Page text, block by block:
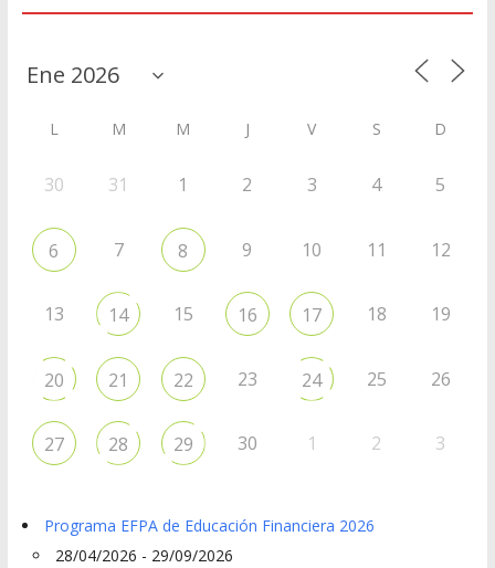
L M M J V S D
30 31 1 2 3 4 5
6 7 8 9 10 11 12
13 14 15 16 17 18 19
20 21 22 23 24 25 26
27 28 29 30 1 2 3
Programa EFPA de Educación Financiera 2026
28/04/2026 - 29/09/2026